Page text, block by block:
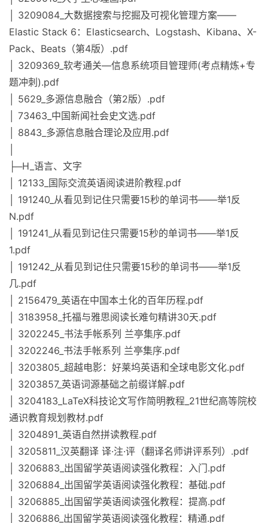
│ 3209084_大数据搜索与挖掘及可视化管理方案——
Elastic Stack 6：Elasticsearch、Logstash、Kibana、X-
Pack、Beats（第4版）.pdf
│ 3209369_软考通关—信息系统项目管理师(考点精炼+专
题冲刺).pdf
│ 5629_多源信息融合（第2版）.pdf
│ 73463_中国新闻社会史文选.pdf
│ 8843_多源信息融合理论及应用.pdf
├─H_语言、文字
│ 12133_国际交流英语阅读进阶教程.pdf
│ 191240_从看见到记住只需要15秒的单词书——举1反
N.pdf
│ 191241_从看见到记住只需要15秒的单词书——举1反
1.pdf
│ 191242_从看见到记住只需要15秒的单词书——举1反
几.pdf
│ 2156479_英语在中国本土化的百年历程.pdf
│ 3183958_托福与雅思阅读长难句精讲30天.pdf
│ 3202245_书法手帐系列 兰亭集序.pdf
│ 3202246_书法手帐系列 兰亭集序.pdf
│ 3203805_超越电影：好莱坞英语和全球电影文化.pdf
│ 3203857_英语词源基础之前缀详解.pdf
│ 3204183_LaTeX科技论文写作简明教程_21世纪高等院校
通识教育规划教材.pdf
│ 3204891_英语自然拼读教程.pdf
│ 3205811_汉英翻译 译·注·评（翻译名师讲评系列）.pdf
│ 3206883_出国留学英语阅读强化教程：入门.pdf
│ 3206884_出国留学英语阅读强化教程：基础.pdf
│ 3206885_出国留学英语阅读强化教程：提高.pdf
│ 3206886_出国留学英语阅读强化教程：精通.pdf